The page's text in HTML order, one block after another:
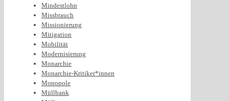
Mindestlohn
Missbrauch
Missionierung
Mitigation
Mobilität
Modernisierung
Monarchie
Monarchie-Kritiker*innen
Monopole
Müllbank